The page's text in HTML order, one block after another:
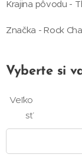
Krajina pôvodu -
Značka - Rock
Vyberte si
Veľko
sť